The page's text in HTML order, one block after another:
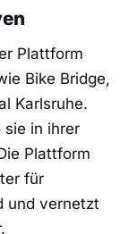
Plattform
Bike Bridge,
Karlsruhe.
in ihrer
Plattform
für
und vernetzt